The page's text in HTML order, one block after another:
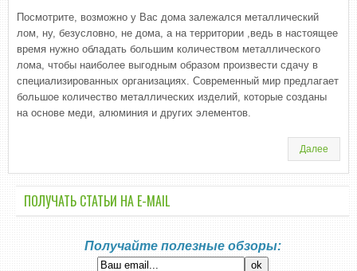
Посмотрите, возможно у Вас дома залежался металлический
лом, ну, безусловно, не дома, а на территории ,ведь в настоящее
время нужно обладать большим количеством металлического
лома, чтобы наиболее выгодным образом произвести сдачу в
специализированных организациях. Современный мир предлагает
большое количество металлических изделий, которые созданы
на основе меди, алюминия и других элементов.
Далее
ПОЛУЧАТЬ СТАТЬИ НА E-MАIL
Получайте полезные обзоры: